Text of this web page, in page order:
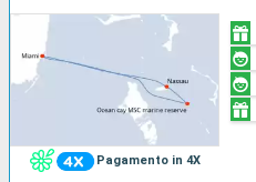
Pagamento in 4X